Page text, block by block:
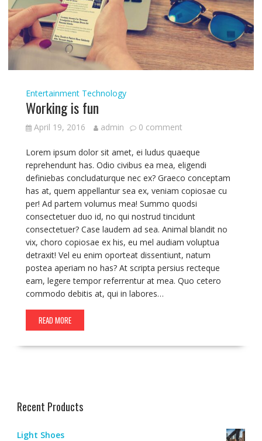
Entertainment Technology
Working is fun
April 19, 2016 admin 0 comment
Lorem ipsum dolor sit amet, ei ludus quaeque
reprehendunt has. Odio civibus ea mea, eligendi
definiebas concludaturque nec ex? Graeco conceptam
has at, quem appellantur sea ex, veniam copiosae cu
per! Ad partem volumus mea! Summo quodsi
consectetuer duo id, no qui nostrud tincidunt
consectetuer? Case laudem ad sea. Animal blandit no
vix, choro copiosae ex his, eu mel audiam voluptua
detraxit! Vel eu enim oporteat dissentiunt, natum
postea aperiam no has? At scripta persius recteque
eam, legere tempor referrentur at mea. Quo cetero
commodo debitis at, qui in labores…
READ MORE
Recent Products
Light Shoes